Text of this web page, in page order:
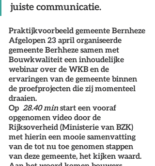
juiste communicatie.
Praktijkvoorbeeld gemeente Bernheze
Afgelopen 23 april organiseerde
gemeente Berhheze samen met
Bouwkwaliteit een inhoudelijke
webinar over de WKB en de
ervaringen van de gemeente binnen
de proefprojecten die zij momenteel
draaien.
Op 28.40 min start een vooraf
opgenomen video door de
Rijksoverheid (Ministerie van BZK)
met hierin een mooie samenvatting
van de tot nu toe genomen stappen
van deze gemeente, het kijken waard.